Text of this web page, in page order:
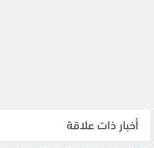
أخبار ذات علاقة